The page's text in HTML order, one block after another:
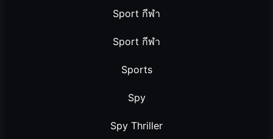
Sport กีฬา
Sport กีฬา
Sports
Spy
Spy Thriller